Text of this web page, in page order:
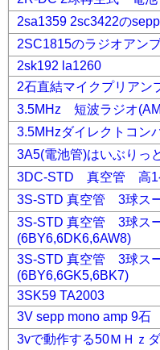
2sa1359 2sc3422の
2SC1815のラジオアン
2sk192 la1260
2石直結マイクプリアン
3.5MHz 短波ラジオ
3.5MHzダイレクトコン
3A5(電池管)はいぶりっ
3DC-STD 真空管 高1
3S-STD 真空管 3球ス
3S-STD 真空管 3球ス
(6BY6,6DK6,6AW8)
3S-STD 真空管 3球
(6BY6,6GK5,6BK7)
3SK59 TA2003
3V sepp mono amp 9石
3vで動作する50ＭＨｚ